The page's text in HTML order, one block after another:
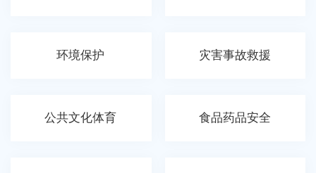
环境保护 灾害事故救援
公共文化体育 食品药品安全